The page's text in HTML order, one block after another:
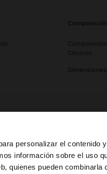
personalizar el contenido
información sobre el uso
quienes pueden
¿Quieres ir a la
Circonio